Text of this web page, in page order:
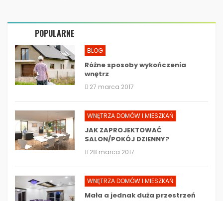
POPULARNE
BLOG
Różne sposoby wykończenia
wnętrz
27 marca 2017
WNĘTRZA DOMÓW I MIESZKAŃ
JAK ZAPROJEKTOWAĆ
SALON/POKÓJ DZIENNY?
28 marca 2017
WNĘTRZA DOMÓW I MIESZKAŃ
Mała a jednak duża przestrzeń